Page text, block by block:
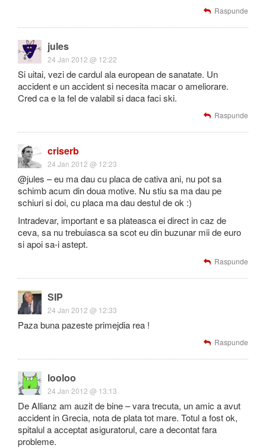
Raspunde
jules
24 Jan 2012 @ 12:22
Si uitai, vezi de cardul ala european de sanatate. Un
accident e un accident si necesita macar o ameliorare.
Cred ca e la fel de valabil si daca faci ski.
Raspunde
criserb
24 Jan 2012 @ 12:23
@jules – eu ma dau cu placa de cativa ani, nu pot sa
schimb acum din doua motive. Nu stiu sa ma dau pe
schiuri si doi, cu placa ma dau destul de ok :)
Intradevar, important e sa plateasca ei direct in caz de
ceva, sa nu trebuiasca sa scot eu din buzunar mii de euro
si apoi sa-i astept.
Raspunde
SIP
24 Jan 2012 @ 12:33
Paza buna pazeste primejdia rea !
Raspunde
looloo
24 Jan 2012 @ 13:13
De Allianz am auzit de bine – vara trecuta, un amic a avut
accident in Grecia, nota de plata tot mare. Totul a fost ok,
spitalul a acceptat asiguratorul, care a decontat fara
probleme.